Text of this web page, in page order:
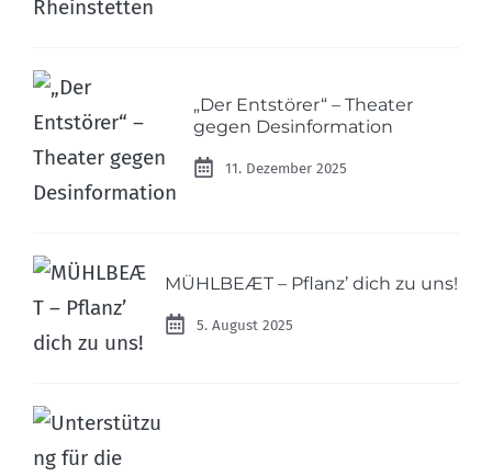
„Der Entstörer“ – Theater
gegen Desinformation
11. Dezember 2025
MÜHLBEÆT – Pflanz’ dich zu uns!
5. August 2025